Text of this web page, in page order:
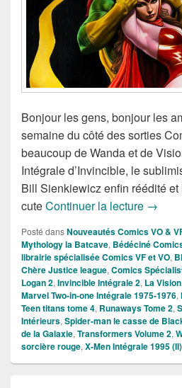
Bonjour les gens, bonjour les
semaine du côté des sorties
beaucoup de Wanda et de
Intégrale d’Invincible, le
Bill Sienkiewicz enfin réédité
cuteContinuer la lecture →
Posté dansNouveautés Comics VO &
Mythology la Batcave, Bédéciné
librairie spécialisée Comics VF et VO,
Chère Justice league, Comics
Logan 2, Invincible Intégrale 2, La
Marvel Two-in-one Intégrale 1975-1976,
Teen titans tome 4, Runaways Tome 2,
Intérieurs, Spider-man le casse de
de la Galaxie, Transformers Volume 2,
sorcière rouge, X-Men Intégrale 1995 (II)